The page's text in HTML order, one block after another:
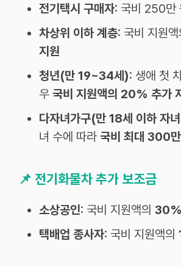
전기택시 구매자: 국비 250만
차상위 이하 계층: 국비 지원액
지원
청년(만 19~34세): 생애 첫
우 국비 지원액의 20% 추가
다자녀가구(만 18세 이하 자
녀 수에 따라 국비 최대 300
📌 전기화물차 추가 보조금
소상공인: 국비 지원액의 30%
택배업 종사자: 국비 지원액의